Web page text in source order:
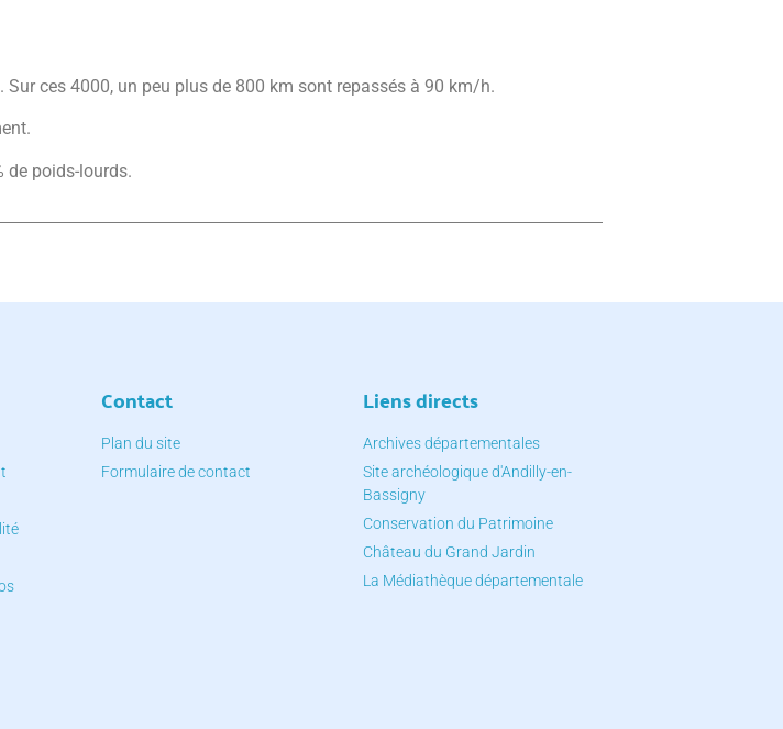
ces 4000, un peu plus de 800 km sont repassés à 90 km/h.
de poids-lourds.
Contact
Plan du site
Formulaire de contact
Liens directs
Archives départementales
Site archéologique d'Andilly-en-
Bassigny
Conservation du Patrimoine
Château du Grand Jardin
La Médiathèque départementale